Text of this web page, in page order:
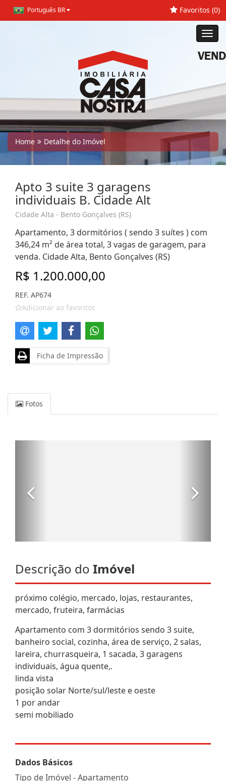
Português BR Favoritos (0)
Home Detalhe do Imóvel
Apto 3 suite 3 garagens
individuais B. Cidade Alt
Cidade Alta - Bento Gonçalves (RS)
Apartamento, 3 dormitórios ( sendo 3 suítes ) com
346,24 m² de área total, 3 vagas de garagem, para
venda. Cidade Alta, Bento Gonçalves (RS)
R$ 1.200.000,00
REF. AP674
Adicionar ao favoritos
Ficha de Impressão
Fotos
Descrição do Imóvel
próximo colégio, mercado, lojas, restaurantes,
mercado, fruteira, farmácias
Apartamento com 3 dormitórios sendo 3 suite,
banheiro social, cozinha, área de serviço, 2 salas,
lareira, churrasqueira, 1 sacada, 3 garagens
individuais, água quente,.
linda vista
posição solar Norte/sul/leste e oeste
1 por andar
semi mobiliado
Dados Básicos
Tipo de Imóvel - Apartamento